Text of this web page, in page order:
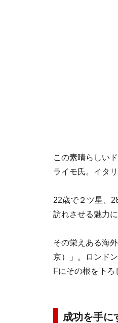
この素晴らしい
ライモ氏。イタ
22歳で２ツ星、
訪れさせる魅力
その栄えある海
京）」。ロンド
Fにその根を下ろ
成功を手に